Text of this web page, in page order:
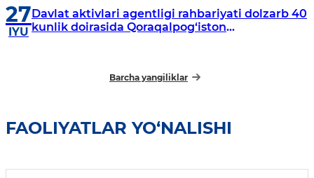
27
IYU
Davlat aktivlari agentligi rahbariyati dolzarb 40
kunlik doirasida Qoraqalpog‘iston
Barcha yangiliklar
FAOLIYATLAR YO‘NALISHI